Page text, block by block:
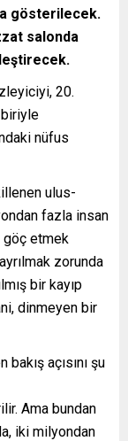
gösterilecek.
salonda
20.
biriyle
nüfus
ulus-
fazla insan
göç etmek
zorunda
bir kayıp
dinmeyen bir
açısını şu
Ama bundan
iki milyondan